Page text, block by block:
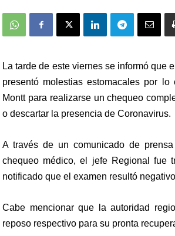
La tarde de este viernes se informó que
presentó molestias estomacales por
Montt para realizarse un chequeo
o descartar la presencia de Coronavirus.
A través de un comunicado de
chequeo médico, el jefe Regional fue
notificado que el examen resultó
Cabe mencionar que la autoridad
reposo respectivo para su pronta